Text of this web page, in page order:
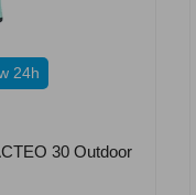
24h
30 Outdoor